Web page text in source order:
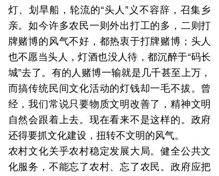
灯、划旱船，轮流的“头人”义不容辞，召集乡
亲。如今许多农民一则外出打工的多，二则打
牌赌博的风气不好，都热衷于打牌赌博；头人
也不愿当头人，灯酒也没人待，都沉醉于“码长
城”去了。有的人赌博一输就是几千甚至上万，
而搞传统民间文化活动的灯钱却一毛不拔。曾
经，我们常说只要物质文明改善了，精神文明
自然会跟着上去。现在看来不是这样的。政府
还得要抓文化建设，扭转不文明的风气。
农村文化关乎农村稳定发展大局。健全公共文
化服务，不能忘了农村、忘了农民。政府应把